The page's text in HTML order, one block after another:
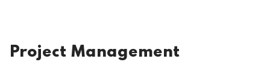
Project Management